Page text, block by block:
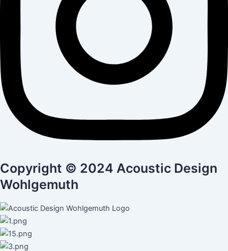
Copyright © 2024 Acoustic Design
Wohlgemuth